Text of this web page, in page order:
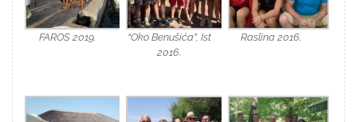
FAROS 2019.
“Oko Benušića”, Ist
2016.
Raslina 2016.